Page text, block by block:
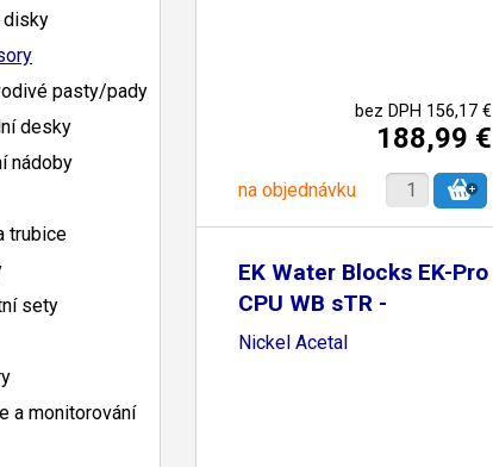
disky
pasty/pady
desky
nádoby
trubice
sety
a monitorování
bez DPH 156,17 €
188,99 €
na objednávku
EK Water Blocks EK-Pro
CPU WB sTR -
Nickel Acetal